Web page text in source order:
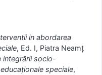
in abordarea
, Ed. I, Piatra Neamț
integrării socio-
speciale,